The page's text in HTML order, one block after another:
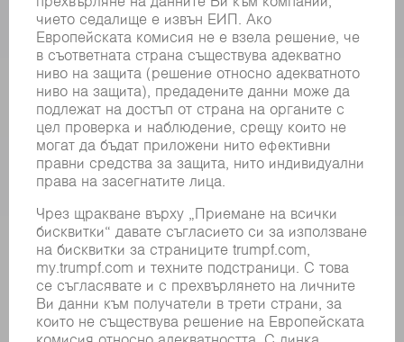
ЕЛЕКТРИЧЕСКИ ИНСТРУМЕНТИ
SMART FACTORY
СОФТУЕР
УСЛУГИ
ПРИЛОЖЕНИЯ
ОТРАСЛИ
КОМПАНИЯТА
КАРИЕРИ
СВОБОДНИ ПОЗИЦИИ
ПРОФИЛ НА КОМПАНИЯТА
УПРАВИТЕЛЕН СЪВЕТ
ГОДИШЕН ДОКЛАД
БИЗНЕС ПРИНЦИПИ
СЪОТВЕТСТВИЕ
СИСТЕМА ЗА ПОДАВАНЕ НА СИГНАЛИ
SECURITY
ПРЕССЪОБЩЕНИЯ
СПИСАНИЯ
УСТОЙЧИВОСТ